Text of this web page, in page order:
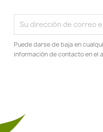
Puede darse de baja en
información de contacto en el